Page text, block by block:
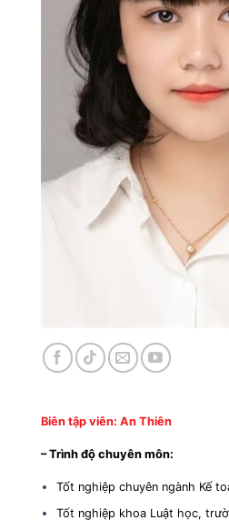
Biên tập viên: An Thiên
– Trình độ chuyên môn:
Tốt nghiệp chuyên ngành Kế
Tốt nghiệp khoa Luật học,